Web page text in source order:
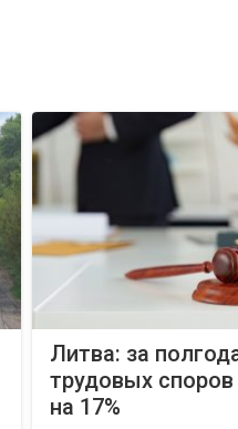
Литва: за
трудовых
на 17%